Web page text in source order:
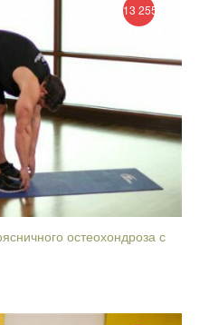
остеохондроза с
13 255